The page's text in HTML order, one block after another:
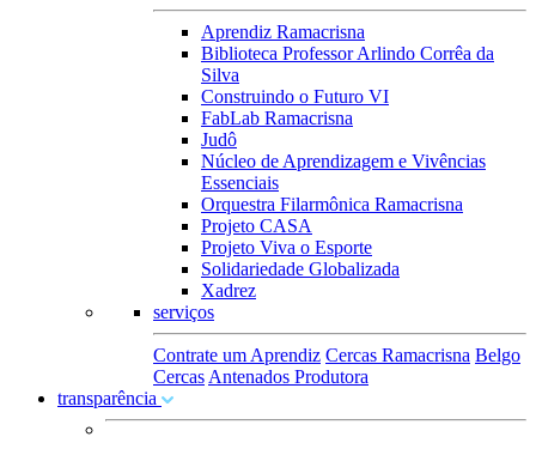
Aprendiz Ramacrisna
Biblioteca Professor Arlindo Corrêa da
Silva
Construindo o Futuro VI
FabLab Ramacrisna
Judô
Núcleo de Aprendizagem e Vivências
Essenciais
Orquestra Filarmônica Ramacrisna
Projeto CASA
Projeto Viva o Esporte
Solidariedade Globalizada
Xadrez
serviços
Contrate um Aprendiz Cercas Ramacrisna Belgo
Cercas Antenados Produtora
transparência